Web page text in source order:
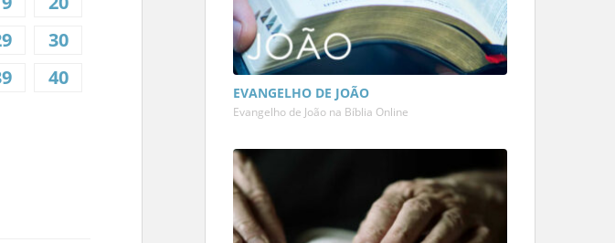
30
40
EVANGELHO DE JOÃO
Evangelho de João na Bíblia Online